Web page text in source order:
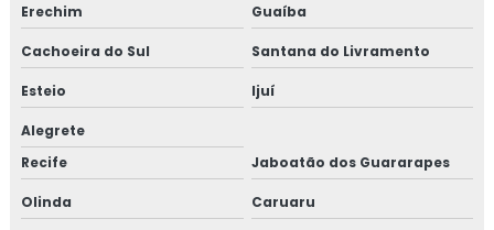
Erechim Guaíba
Cachoeira do Sul Santana do Livramento
Esteio Ijuí
Alegrete
Recife
Jaboatão dos Guararapes
Olinda Caruaru